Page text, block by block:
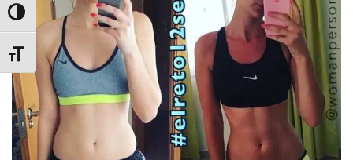
ALTERNAR ALTO CONTRASTE
ALTERNAR TAMAÑO DE LETRA